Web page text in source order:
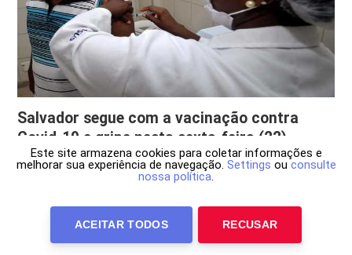
Salvador segue com a vacinação contra
Covid-19 e gripe nesta sexta-feira (22)
Além do público habilitado para a bivalente, respeitando
as 1ª e 2ª dose para pessoas com 12 anos
Este site armazena cookies para coletar informações e
melhorar sua experiência de navegação. Settings ou consulte
nossa política.
ACEITAR TODOS RECUSAR